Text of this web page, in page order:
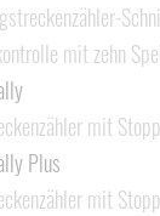
mit zehn
mit
Plus
mit